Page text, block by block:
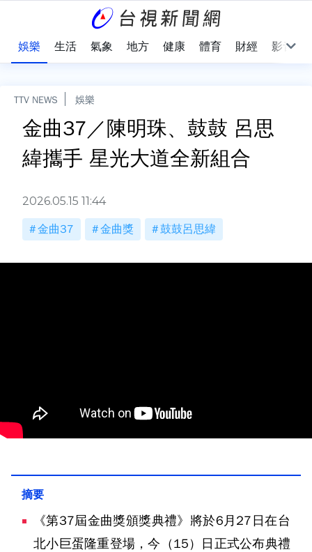
娛樂 生活 氣象 地方 健康 體育 財經 影音
TTV NEWS 娛樂
金曲37／陳明珠、鼓鼓 呂思
緯攜手 星光大道全新組合
2026.05.15 11:44
金曲37 金曲獎 鼓鼓呂思緯
《第37屆金曲獎頒獎典禮》將於6月27日在台
北小巨蛋隆重登場，今（15）日正式公布典禮